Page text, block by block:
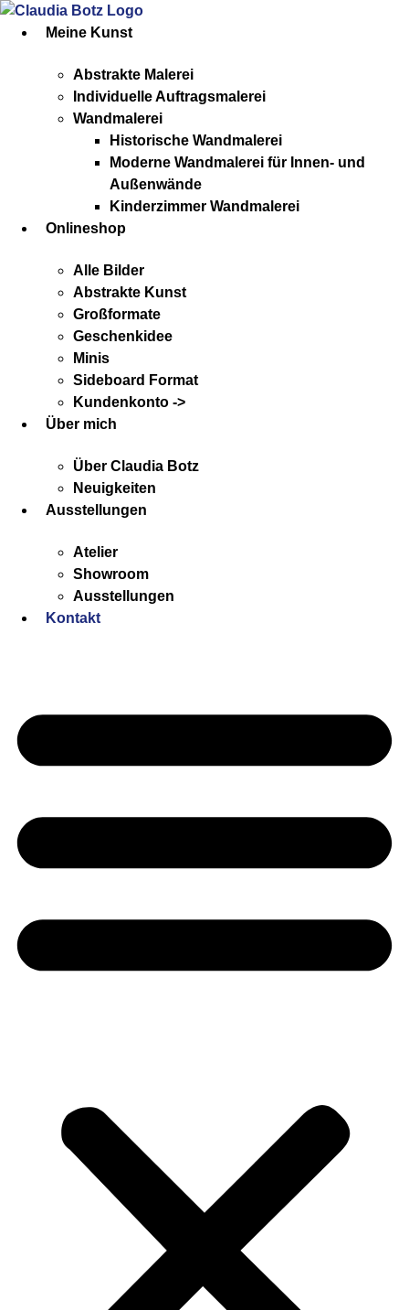
Zum
Inhalt
Meine Kunst
Abstrakte Malerei
Individuelle Auftragsmalerei
Wandmalerei
Historische Wandmalerei
Moderne Wandmalerei für Innen- und
Außenwände
Kinderzimmer Wandmalerei
Onlineshop
Alle Bilder
Abstrakte Kunst
Großformate
Geschenkidee
Minis
Sideboard Format
Kundenkonto ->
Über mich
Über Claudia Botz
Neuigkeiten
Ausstellungen
Atelier
Showroom
Ausstellungen
Kontakt